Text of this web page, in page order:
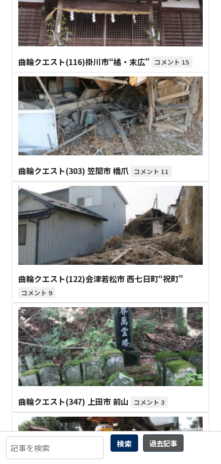
検索 過去記事
曲輪クエスト(116)掛川市“橘・末広” 15
曲輪クエスト(303) 笠間市 橋爪 11
曲輪クエスト(122)会津若松市 西七日町“祝町”
9
曲輪クエスト(347) 上田市 前山 3